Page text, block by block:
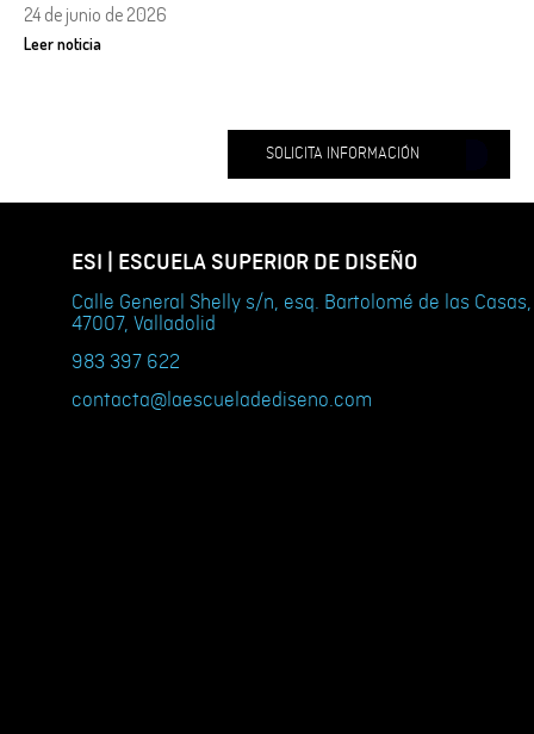
24 de junio de 2026
Leer noticia
SOLICITA INFORMACIÓN
ESI | ESCUELA SUPERIOR DE DISEÑO
Calle General Shelly s/n, esq. Bartolomé de las Casas,
47007, Valladolid
983 397 622
contacta@laescueladediseno.com